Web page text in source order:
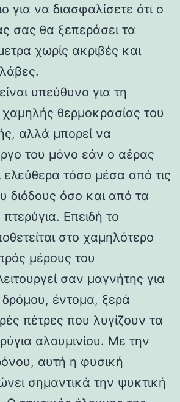
για να διασφαλίσετε ότι ο
σας θα ξεπεράσει τα
χωρίς ακριβές και
υπεύθυνο για τη
χαμηλής θερμοκρασίας του
αλλά μπορεί να
του μόνο εάν ο αέρας
ελεύθερα τόσο μέσα από τις
διόδους όσο και από τα
Επειδή το
στο χαμηλότερο
μέρους του
σαν μαγνήτης για
δρόμου, έντομα, ξερά
πέτρες που λυγίζουν τα
αλουμινίου. Με την
αυτή η φυσική
σημαντικά την ψυκτική